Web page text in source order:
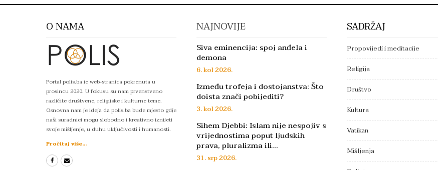
O NAMA
Portal polis.ba je web-stranica pokrenuta u
prosincu 2020. U fokusu su nam prvenstveno
različite društvene, religijske i kulturne teme.
Osnovna nam je ideja da polis.ba bude mjesto gdje
naši suradnici mogu slobodno i kreativno iznijeti
svoje mišljenje, u duhu uključivosti i humanosti.
Pročitaj više...
NAJNOVIJE
Siva eminencija: spoj anđela i
demona
6. kol 2026.
Između trofeja i dostojanstva: Što
doista znači pobijediti?
3. kol 2026.
Sihem Djebbi: Islam nije nespojiv s
vrijednostima poput ljudskih
prava, pluralizma ili…
31. srp 2026.
SADRŽAJ
Propovijedi i meditacije
Religija
Društvo
Kultura
Vatikan
Mišljenja